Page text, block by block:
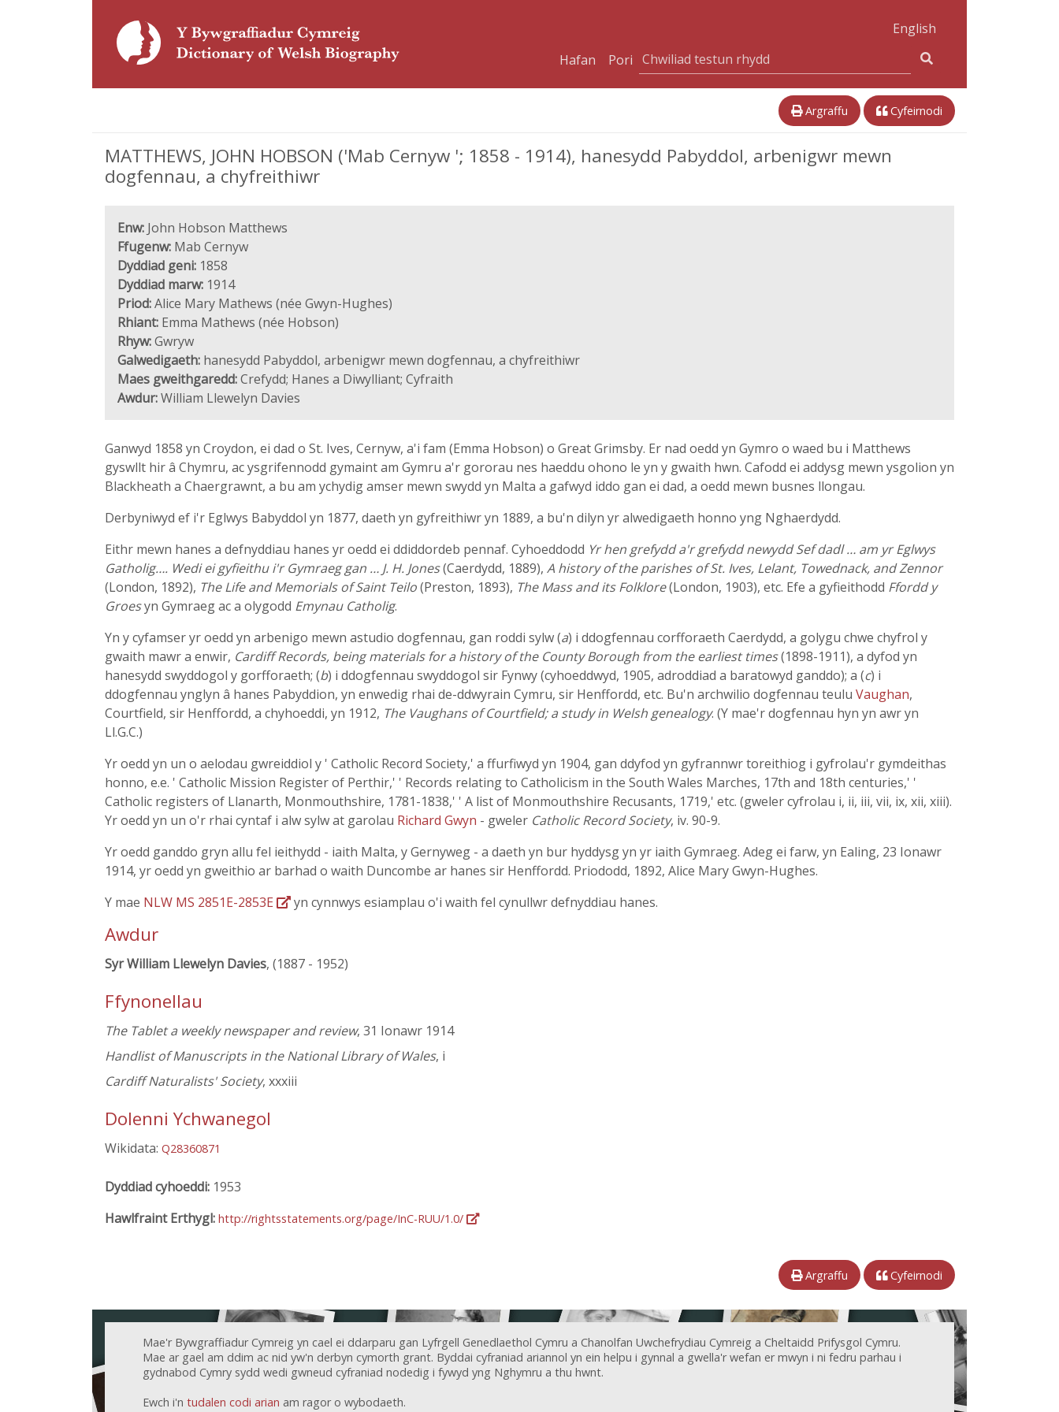
English
Hafan
Pori
Argraffu Cyfeirnodi
MATTHEWS, JOHN HOBSON ('Mab Cernyw '; 1858 - 1914), hanesydd Pabyddol, arbenigwr mewn
dogfennau, a chyfreithiwr
Enw: John Hobson Matthews
Ffugenw: Mab Cernyw
Dyddiad geni: 1858
Dyddiad marw: 1914
Priod:Alice Mary Mathews (née Gwyn-Hughes)
Rhiant: Emma Mathews (née Hobson)
Rhyw:Gwryw
Galwedigaeth: hanesydd Pabyddol, arbenigwr mewn dogfennau, a chyfreithiwr
Maes gweithgaredd:Crefydd; Hanes a Diwylliant; Cyfraith
Awdur:William Llewelyn Davies
Ganwyd 1858 yn Croydon, ei dad o St. Ives, Cernyw, a'i fam (Emma Hobson) o Great Grimsby. Er nad oedd yn Gymro o waed bu i Matthews
gyswllt hir â Chymru, ac ysgrifennodd gymaint am Gymru a'r gororau nes haeddu ohono le yn y gwaith hwn. Cafodd ei addysg mewn ysgolion yn
Blackheath a Chaergrawnt, a bu am ychydig amser mewn swydd yn Malta a gafwyd iddo gan ei dad, a oedd mewn busnes llongau.
Derbyniwyd ef i'r Eglwys Babyddol yn 1877, daeth yn gyfreithiwr yn 1889, a bu'n dilyn yr alwedigaeth honno yng Nghaerdydd.
Eithr mewn hanes a defnyddiau hanes yr oedd ei ddiddordeb pennaf. Cyhoeddodd Yr hen grefydd a'r grefydd newydd Sef dadl … am yr Eglwys
Gatholig…. Wedi ei gyfieithu i'r Gymraeg gan … J. H. Jones(Caerdydd, 1889), A history of the parishes of St. Ives, Lelant, Towednack, and Zennor
(London, 1892), The Life and Memorials of Saint Teilo(Preston, 1893), The Mass and its Folklore(London, 1903), etc. Efe a gyfieithodd Ffordd y
Groesyn Gymraeg ac a olygodd Emynau Catholig.
Yn y cyfamser yr oedd yn arbenigo mewn astudio dogfennau, gan roddi sylw (a) i ddogfennau corfforaeth Caerdydd, a golygu chwe chyfrol y
gwaith mawr a enwir, Cardiff Records, being materials for a history of the County Borough from the earliest times(1898-1911), a dyfod yn
hanesydd swyddogol y gorfforaeth; (b) i ddogfennau swyddogol sir Fynwy (cyhoeddwyd, 1905, adroddiad a baratowyd ganddo); a (c) i
ddogfennau ynglyn â hanes Pabyddion, yn enwedig rhai de-ddwyrain Cymru, sir Henffordd, etc. Bu'n archwilio dogfennau teulu Vaughan,
Courtfield, sir Henffordd, a chyhoeddi, yn 1912, The Vaughans of Courtfield; a study in Welsh genealogy. (Y mae'r dogfennau hyn yn awr yn
Ll.G.C.)
Yr oedd yn un o aelodau gwreiddiol y ' Catholic Record Society,' a ffurfiwyd yn 1904, gan ddyfod yn gyfrannwr toreithiog i gyfrolau'r gymdeithas
honno, e.e. ' Catholic Mission Register of Perthir,' ' Records relating to Catholicism in the South Wales Marches, 17th and 18th centuries,' '
Catholic registers of Llanarth, Monmouthshire, 1781-1838,' ' A list of Monmouthshire Recusants, 1719,' etc. (gweler cyfrolau i, ii, iii, vii, ix, xii, xiii).
Yr oedd yn un o'r rhai cyntaf i alw sylw at garolau Richard Gwyn - gweler Catholic Record Society, iv. 90-9.
Yr oedd ganddo gryn allu fel ieithydd - iaith Malta, y Gernyweg - a daeth yn bur hyddysg yn yr iaith Gymraeg. Adeg ei farw, yn Ealing, 23 Ionawr
1914, yr oedd yn gweithio ar barhad o waith Duncombe ar hanes sir Henffordd. Priododd, 1892, Alice Mary Gwyn-Hughes.
Y mae NLW MS 2851E-2853E yn cynnwys esiamplau o'i waith fel cynullwr defnyddiau hanes.
Awdur
Syr William Llewelyn Davies, (1887 - 1952)
Ffynonellau
The Tablet a weekly newspaper and review, 31 Ionawr 1914
Handlist of Manuscripts in the National Library of Wales, i
Cardiff Naturalists' Society, xxxiii
Dolenni Ychwanegol
Wikidata: Q28360871
Dyddiad cyhoeddi: 1953
Hawlfraint Erthygl: http://rightsstatements.org/page/InC-RUU/1.0/
Argraffu Cyfeirnodi
Mae'r Bywgraffiadur Cymreig yn cael ei ddarparu gan Lyfrgell Genedlaethol Cymru a Chanolfan Uwchefrydiau Cymreig a Cheltaidd Prifysgol Cymru.
Mae ar gael am ddim ac nid yw'n derbyn cymorth grant. Byddai cyfraniad ariannol yn ein helpu i gynnal a gwella'r wefan er mwyn i ni fedru parhau i
gydnabod Cymry sydd wedi gwneud cyfraniad nodedig i fywyd yng Nghymru a thu hwnt.
Ewch i'n tudalen codi arian am ragor o wybodaeth.